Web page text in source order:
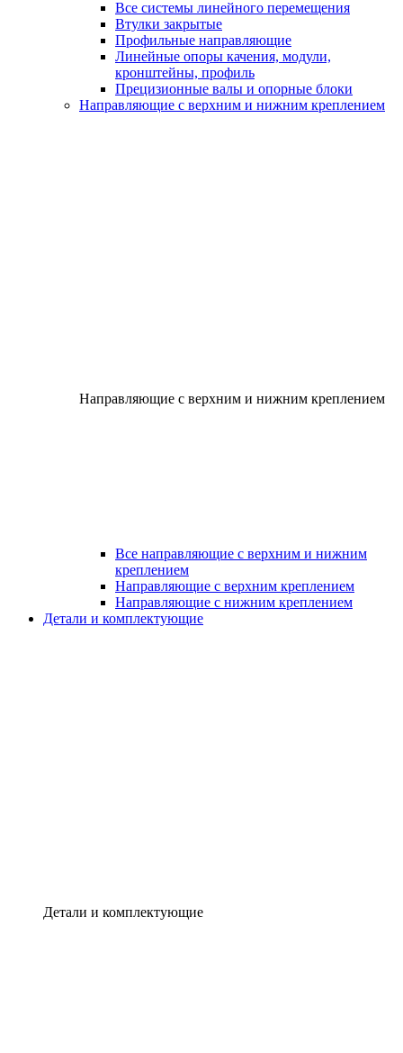
Все системы линейного перемещения
Втулки закрытые
Профильные направляющие
Линейные опоры качения, модули,
кронштейны, профиль
Прецизионные валы и опорные блоки
Направляющие с верхним и нижним креплением
Направляющие с верхним и нижним креплением
Все направляющие с верхним и нижним
креплением
Направляющие с верхним креплением
Направляющие с нижним креплением
Детали и комплектующие
Детали и комплектующие